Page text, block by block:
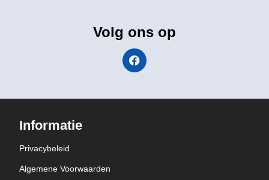
Volg ons op
Informatie
Privacybeleid
Algemene Voorwaarden